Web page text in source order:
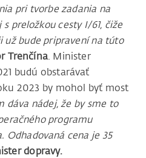
pri tvorbe zadania na
preložkou cesty I/61, čiže
už bude pripravení na túto
Trenčína. Minister
budú obstarávať
2023 by mohol byť most
dáva nádej, že by sme to
programu
Odhadovaná cena je 35
dopravy.